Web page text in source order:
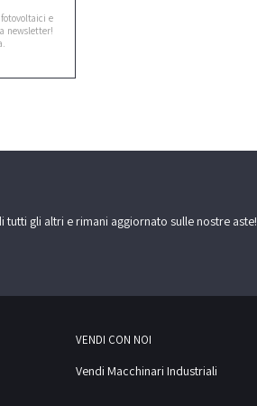
e
newsletter!
gli altri e rimani aggiornato sulle nostre aste!
VENDI CON NOI
Vendi Macchinari Industriali